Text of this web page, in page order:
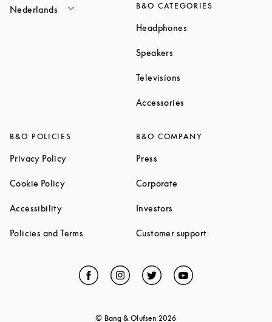
Nederlands B&O CATEGORIES
Headphones
Speakers
Televisions
Accessories
B&O POLICIES
Privacy PolicyLink Opens in New Tab
Cookie PolicyLink Opens in New Tab
AccessibilityLink Opens in New Tab
Policies and Terms Link Opens in New Tab
B&O COMPANY
Press
Corporate
Investors
Customer supportLink Opens in
Facebook
Link Opens in New Tab
Instagram
Link Opens in New Tab
TwitterLink Opens in New Tab
YouTubeLink Opens in
© Bang & Olufsen2026